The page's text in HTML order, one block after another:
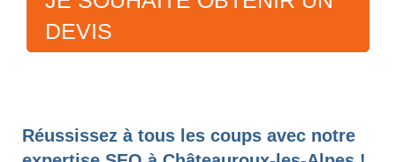
DEVIS
Réussissez à tous les coups avec notre